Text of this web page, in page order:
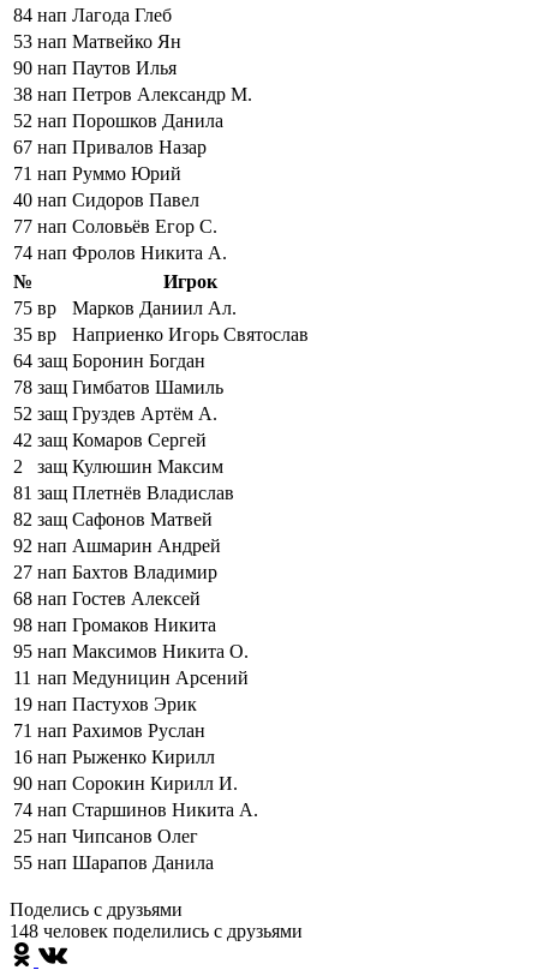
84 нап Лагода Глеб
53 нап Матвейко Ян
90 нап Паутов Илья
38 нап Петров Александр М.
52 нап Порошков Данила
67 нап Привалов Назар
71 нап Руммо Юрий
40 нап Сидоров Павел
77 нап Соловьёв Егор С.
74 нап Фролов Никита А.
№
Игрок
75 вр
Марков Даниил Ал.
35 вр
Наприенко Игорь Святослав
64 защ Боронин Богдан
78 защ Гимбатов Шамиль
52 защ Груздев Артём А.
42 защ Комаров Сергей
2
защ Кулюшин Максим
81 защ Плетнёв Владислав
82 защ Сафонов Матвей
92 нап Ашмарин Андрей
27 нап Бахтов Владимир
68 нап Гостев Алексей
98 нап Громаков Никита
95 нап Максимов Никита О.
11 нап Медуницин Арсений
19 нап Пастухов Эрик
71 нап Рахимов Руслан
16 нап Рыженко Кирилл
90 нап Сорокин Кирилл И.
74 нап Старшинов Никита А.
25 нап Чипсанов Олег
55 нап Шарапов Данила
Поделись c друзьями
148 человек поделились c друзьями